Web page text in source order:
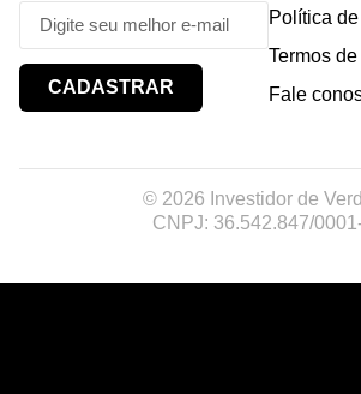
CADASTRAR
Política
Termos
Fale
© 2026 Investidor de
CNPJ: 36.542.847/